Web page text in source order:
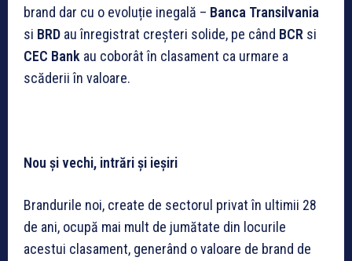
brand dar cu o evoluție inegală – Banca Transilvania
si BRD au înregistrat creșteri solide, pe când BCR si
CEC Bank au coborât în clasament ca urmare a
scăderii în valoare.
Nou și vechi, intrări și ieșiri
Brandurile noi, create de sectorul privat în ultimii 28
de ani, ocupă mai mult de jumătate din locurile
acestui clasament, generând o valoare de brand de